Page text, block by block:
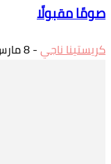
صومًا مقبولًا
كريستينا ناجي-8 مارس، 2025